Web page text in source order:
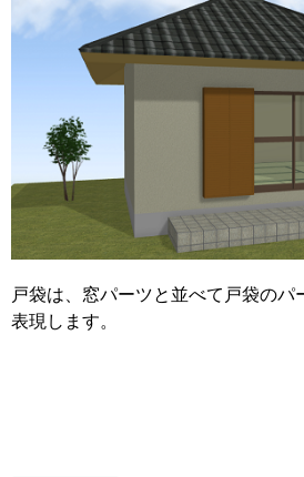
戸袋は、窓パーツと並べて戸袋のパ
表現します。